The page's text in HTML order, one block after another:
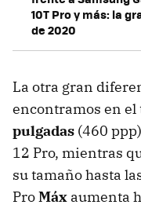
10T Pro y más: la
de 2020
La otra gran
encontramos en el
pulgadas (460
12 Pro, mientras
su tamaño hasta
ProMáx aumenta